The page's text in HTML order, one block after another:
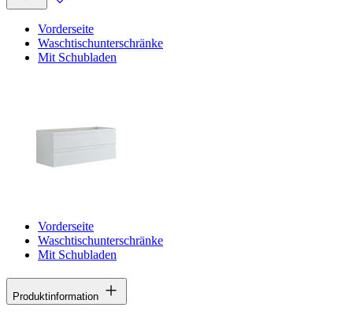
Vorderseite
Waschtischunterschränke
Mit Schubladen
Vorderseite
Waschtischunterschränke
Mit Schubladen
Produktinformation